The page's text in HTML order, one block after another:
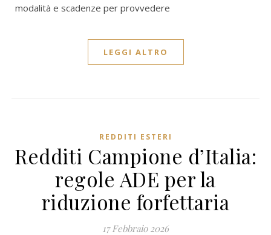
modalità e scadenze per provvedere
LEGGI ALTRO
REDDITI ESTERI
Redditi Campione d’Italia:
regole ADE per la
riduzione forfettaria
17 Febbraio 2026